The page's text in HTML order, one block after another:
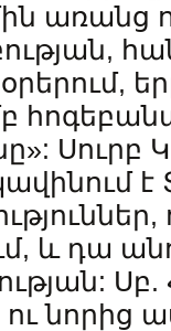
առանց
է
և դա
ու նորից